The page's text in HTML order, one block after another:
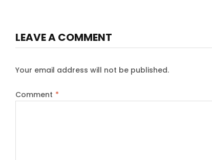
LEAVE A COMMENT
Your email address will not be published.
Comment *